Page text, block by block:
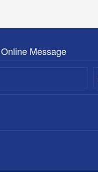
Message